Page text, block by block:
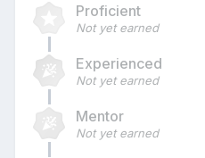
Proficient
Not yet earned
Experienced
Not yet earned
Mentor
Not yet earned